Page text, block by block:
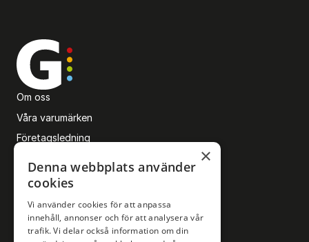
Om oss
Våra varumärken
Företagsledning
Sponsring
Företagsmarknad
×
Denna webbplats använder
cookies
Vi använder cookies för att anpassa
innehåll, annonser och för att analysera vår
trafik. Vi delar också information om din